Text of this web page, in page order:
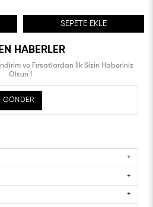
SEPETE EKLE
HABERLER
ve Fırsatlardan İlk Sizin Haberiniz
Olsun !
GÖNDER